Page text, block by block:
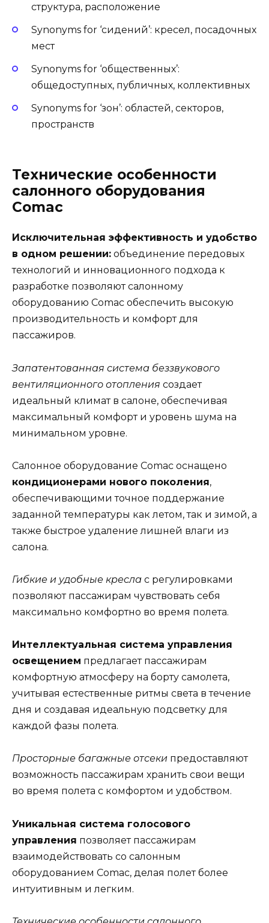
структура, расположение
Synonyms for ‘сидений’: кресел, посадочных
мест
Synonyms for ‘общественных’:
общедоступных, публичных, коллективных
Synonyms for ‘зон’: областей, секторов,
пространств
Технические особенности
салонного оборудования
Comac
Исключительная эффективность и удобство
в одном решении: объединение передовых
технологий и инновационного подхода к
разработке позволяют салонному
оборудованию Comac обеспечить высокую
производительность и комфорт для
пассажиров.
Запатентованная система беззвукового
вентиляционного отопления создает
идеальный климат в салоне, обеспечивая
максимальный комфорт и уровень шума на
минимальном уровне.
Салонное оборудование Comac оснащено
кондиционерами нового поколения,
обеспечивающими точное поддержание
заданной температуры как летом, так и зимой, а
также быстрое удаление лишней влаги из
салона.
Гибкие и удобные кресла с регулировками
позволяют пассажирам чувствовать себя
максимально комфортно во время полета.
Интеллектуальная система управления
освещением предлагает пассажирам
комфортную атмосферу на борту самолета,
учитывая естественные ритмы света в течение
дня и создавая идеальную подсветку для
каждой фазы полета.
Просторные багажные отсеки предоставляют
возможность пассажирам хранить свои вещи
во время полета с комфортом и удобством.
Уникальная система голосового
управления позволяет пассажирам
взаимодействовать со салонным
оборудованием Comac, делая полет более
интуитивным и легким.